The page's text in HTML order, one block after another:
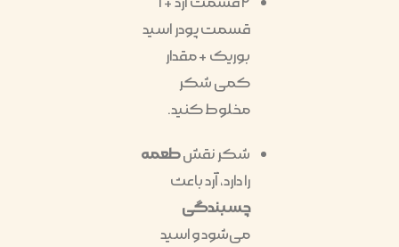
قسمت پودر اسید
بوریک + مقدار
کمی شکر
مخلوط کنید.
شکر نقشطعمه
را دارد، آرد باعث
چسبندگی
می‌شود و اسید